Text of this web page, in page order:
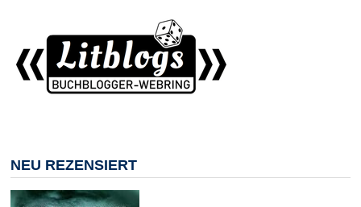
NEU REZENSIERT